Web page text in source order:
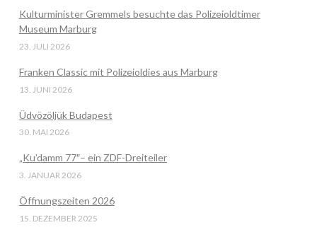
VIEW POST
Kulturminister Gremmels besuchte das Polizeioldtimer
Museum Marburg
23. JULI 2026
Franken Classic mit Polizeioldies aus Marburg
13. JUNI 2026
Üdvözöljük Budapest
30. MAI 2026
„Ku’damm 77″– ein ZDF-Dreiteiler
3. JANUAR 2026
Öffnungszeiten 2026
15. DEZEMBER 2025